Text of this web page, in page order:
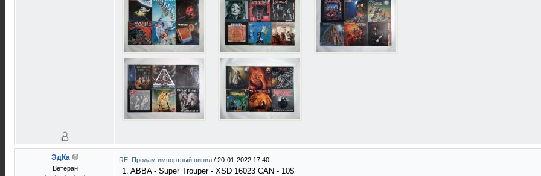
ЭдКа
Ветеран
RE: Продам импортный винил / 20-01-2022 17:40
1. ABBA - Super Trouper - XSD 16023 CAN - 10$